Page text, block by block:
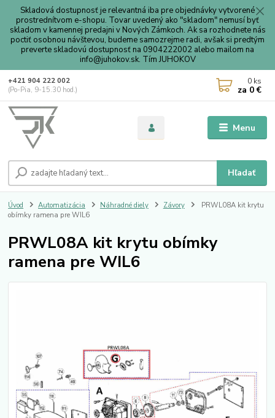
Skladová dostupnosť je relevantná iba pre objednávky vytvorené
prostrednítvom e-shopu. Tovar uvedený ako "skladom" nemusí byť
skladom v kamennej predajni v Nových Zámkoch. Ak sa rozhodnete nás
poctiť osobnou návštevou, budeme samozrejme radi, avšak si predtým
preverte skladovú dostupnosť na 0904222002 alebo mailom na
info@juhokov.sk. Tím JUHOKOV
Menu
Hľadať
+421 904 222 002
(Po-Pia, 9-15.30 hod.)
0 ks
za 0 €
Úvod Automatizácia Náhradné diely Závory
PRWL08A kit krytu
obímky ramena pre WIL6
PRWL08A kit krytu obímky
ramena pre WIL6